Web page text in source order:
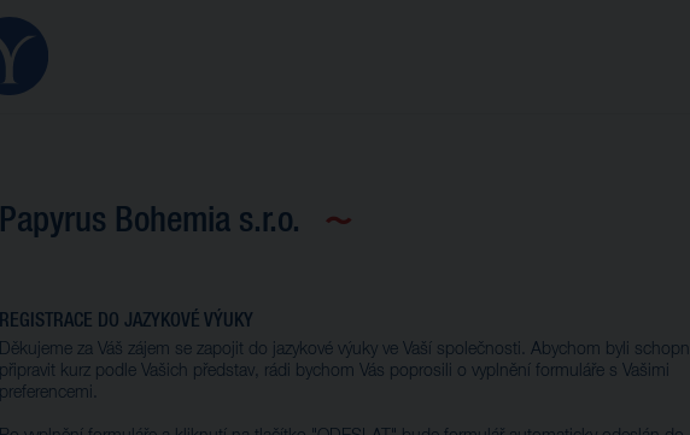
Papyrus Bohemia s.r.o.
REGISTRACE DO JAZYKOVÉ VÝUKY
Děkujeme za Váš zájem se zapojit do jazykové výuky ve Vaší společnosti. Abychom byli schopni
připravit kurz podle Vašich představ, rádi bychom Vás poprosili o vyplnění formuláře s Vašimi
preferencemi.